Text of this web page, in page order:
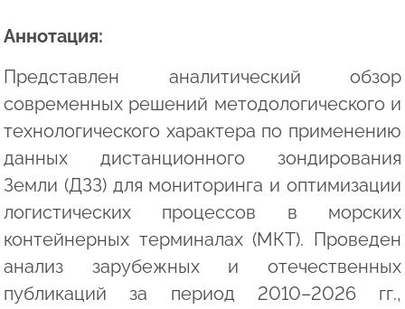
Аннотация:
Представлен аналитический обзор
современных решений методологического и
технологического характера по применению
данных дистанционного зондирования
Земли (ДЗЗ) для мониторинга и оптимизации
логистических процессов в морских
контейнерных терминалах (МКТ). Проведен
анализ зарубежных и отечественных
публикаций за период 2010–2026 гг.,